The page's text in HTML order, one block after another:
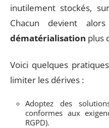
inutilement stockés,
Chacun devient
dématérialisation plus
Voici quelques
limiter les dérives :
Adoptez des
conformes aux
RGPD).